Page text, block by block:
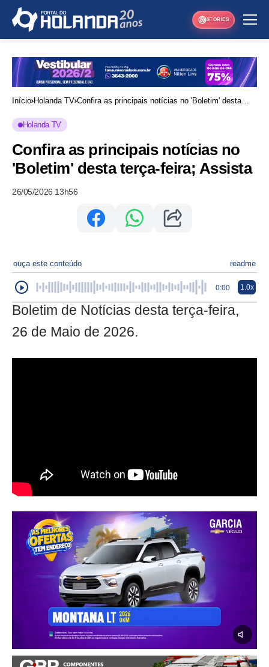
STORIES
Início Holanda TV Confira as principais notícias no 'Boletim' desta
Holanda TV
Confira as principais notícias no
'Boletim' desta terça-feira; Assista
26/05/2026 13h56
ouça este conteúdo readme
0:00 1.0x
Boletim de Notícias desta terça-feira,
26 de Maio de 2026.